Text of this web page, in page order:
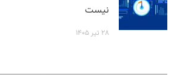
نیست
۲۸ تیر ۱۴۰۵